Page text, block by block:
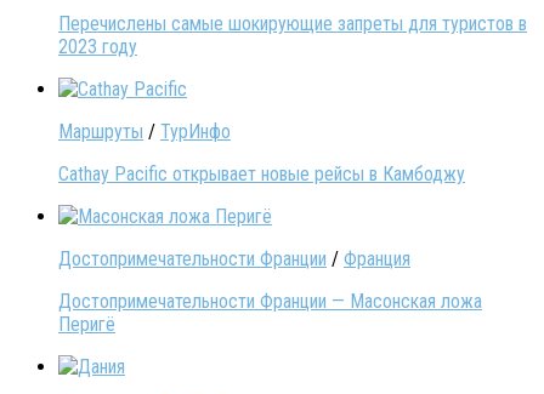
Перечислены самые шокирующие запреты для туристов в
2023 году
Маршруты / ТурИнфо
Cathay Pacific открывает новые рейсы в Камбоджу
Достопримечательности Франции / Франция
Достопримечательности Франции — Масонская ложа
Перигё